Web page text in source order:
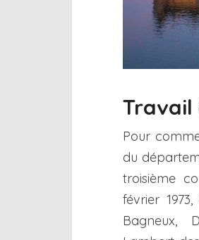
Travail
Pour
du
troisième
février
Bagneux,